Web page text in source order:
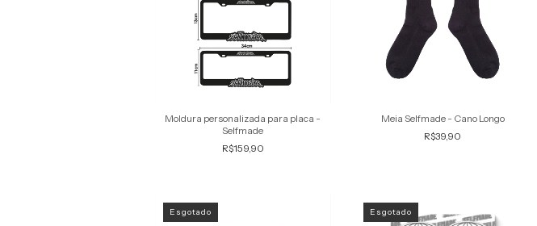
Moldura personalizada para placa -
Selfmade
R$159,90
Meia Selfmade - Cano Longo
R$39,90
Esgotado Esgotado